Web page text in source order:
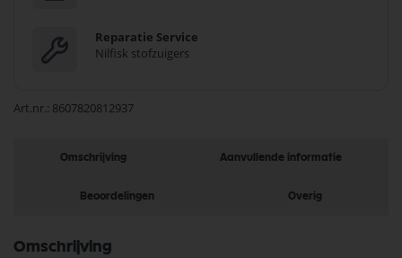
Reparatie Service
Nilfisk stofzuigers
Art.nr. 8607820812937
Omschrijving Aanvullende informatie
Beoordelingen Overig
Omschrijving